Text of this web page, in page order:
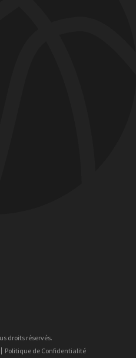
droits réservés.
Politique de Confidentialité